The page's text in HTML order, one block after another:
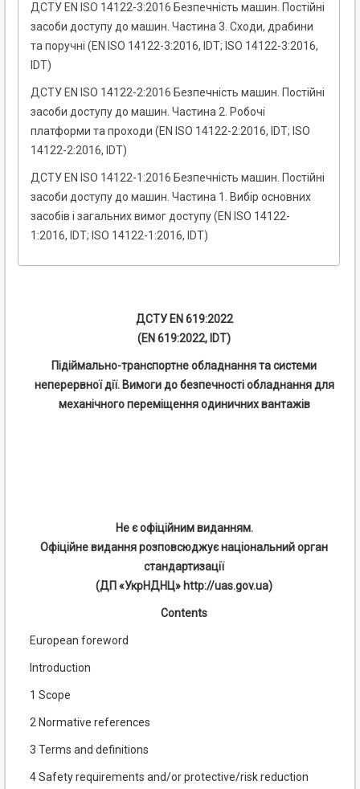
ДСТУ EN ISO 14122-3:2016 Безпечність машин. Постійні
засоби доступу до машин. Частина 3. Сходи, драбини
та поручні (EN ISO 14122-3:2016, IDT; ISO 14122-3:2016,
IDT)
ДСТУ EN ISO 14122-2:2016 Безпечність машин. Постійні
засоби доступу до машин. Частина 2. Робочі
платформи та проходи (EN ISO 14122-2:2016, IDT; ISO
14122-2:2016, IDT)
ДСТУ EN ISO 14122-1:2016 Безпечність машин. Постійні
засоби доступу до машин. Частина 1. Вибір основних
засобів і загальних вимог доступу (EN ISO 14122-
1:2016, IDT; ISO 14122-1:2016, IDT)
ДСТУ EN 619:2022
(EN 619:2022, IDT)
Підіймально-транспортне обладнання та системи
неперервної дії. Вимоги до безпечності обладнання для
механічного переміщення одиничних вантажів
Не є офіційним виданням.
Офіційне видання розповсюджує національний орган
стандартизації
(ДП «УкрНДНЦ» http://uas.gov.ua)
Contents
European foreword
Introduction
1 Scope
2 Normative references
3 Terms and definitions
4 Safety requirements and/or protective/risk reduction